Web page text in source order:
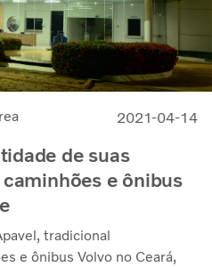
2021-04-14
de suas
e ônibus
tradicional
e ônibus Volvo no Ceará,